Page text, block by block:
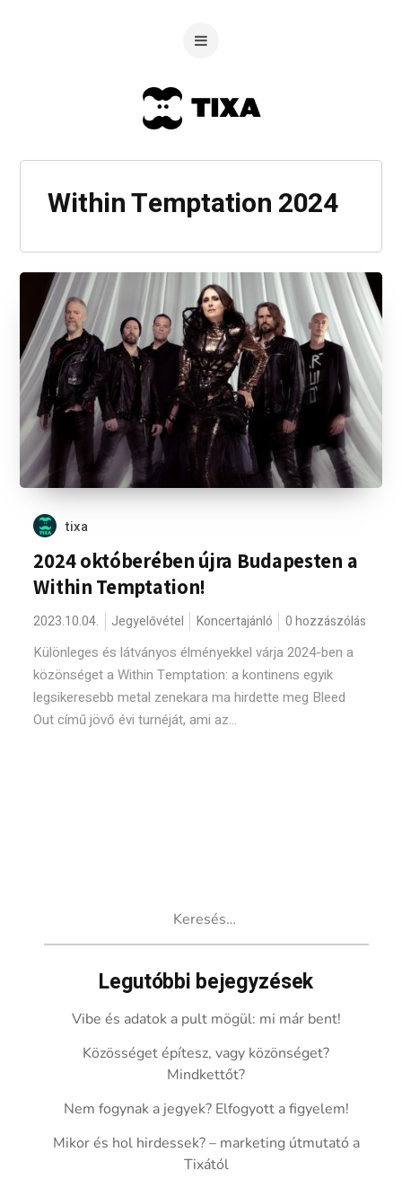
Within Temptation 2024
tixa
2024 októberében újra Budapesten a
Within Temptation!
2023.10.04. Jegyelővétel Koncertajánló 0 hozzászólás
Különleges és látványos élményekkel várja 2024-ben a
közönséget a Within Temptation: a kontinens egyik
legsikeresebb metal zenekara ma hirdette meg Bleed
Out című jövő évi turnéját, ami az...
Legutóbbi bejegyzések
Vibe és adatok a pult mögül: mi már bent!
Közösséget építesz, vagy közönséget?
Mindkettőt?
Nem fogynak a jegyek? Elfogyott a figyelem!
Mikor és hol hirdessek? – marketing útmutató a
Tixától